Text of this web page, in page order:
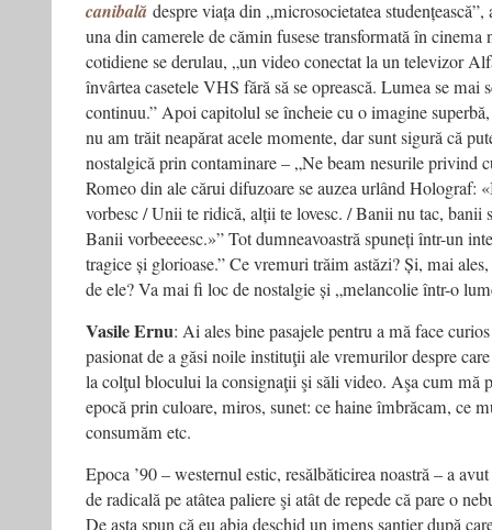
canibală despre viața din „microsocietatea
una din camerele de cămin fusese transformată în
cotidiene se derulau, „un video conectat la un televizor
învârtea casetele VHS fără să se oprească. Lumea se mai
continuu.” Apoi capitolul se încheie cu o imagine
nu am trăit neapărat acele momente, dar sunt sigură că
nostalgică prin contaminare – „Ne beam nesurile privind
Romeo din ale cărui difuzoare se auzea urlând Holograf:
vorbesc / Unii te ridică, alții te lovesc. / Banii nu tac, banii
Banii vorbeeeesc.»” Tot dumneavoastră spuneți într-un
tragice și glorioase.” Ce vremuri trăim astăzi? Și, mai
de ele? Va mai fi loc de nostalgie și „melancolie într-o
Vasile Ernu: Ai ales bine pasajele pentru a mă face
pasionat de a găsi noile instituţii ale vremurilor despre
la colţul blocului la consignaţii şi săli video. Aşa cum mă
epocă prin culoare, miros, sunet: ce haine îmbrăcam, ce
consumăm etc.
Epoca ’90 – westernul estic, resălbăticirea noastră – a
de radicală pe atâtea paliere şi atât de repede că pare o
De asta spun că eu abia deschid un imens şantier după